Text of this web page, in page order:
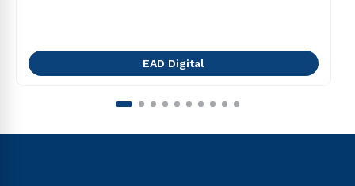
EAD Digital